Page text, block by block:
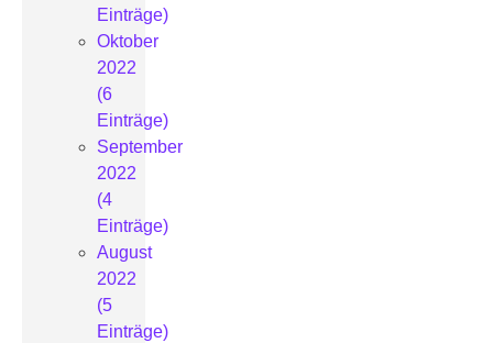
Einträge)
Oktober
2022
(6
Einträge)
September
2022
(4
Einträge)
August
2022
(5
Einträge)